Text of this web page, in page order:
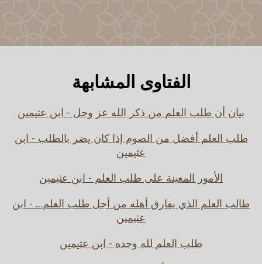
الفتاوى المشابهة
بيان أن طلب العلم من ذكر الله عز وجل - ابن عثيمين
طلب العلم أفضل من الصوم إذا كان يضر بالطلب - ابن
عثيمين
الأمور المعينة على طلب العلم - ابن عثيمين
طالب العلم الذي يفارق أهله من أجل طلب العلم... - ابن
عثيمين
طلب العلم لله وحده - ابن عثيمين